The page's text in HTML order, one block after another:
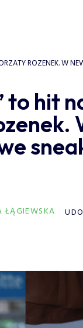
ROZENEK. W
to hit
ŁĄGIEWSKA